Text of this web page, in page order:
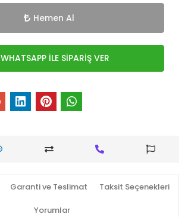
Hemen Al
WHATSAPP İLE SİPARİŞ VER
Garanti ve Teslimat Taksit Seçenekleri
Yorumlar